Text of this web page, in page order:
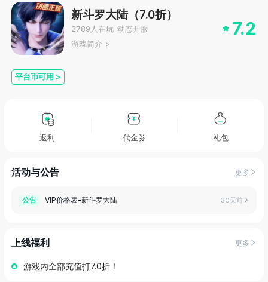
新斗罗大陆（7.0折）
2789 人在玩 动态开服
游戏简介 >
7.2
平台币可用 >
返利 代金券 礼包
活动与公告 更多
公告 VIP价格表-新斗罗大陆 30天前
上线福利 更多
游戏内全部充值打7.0折！